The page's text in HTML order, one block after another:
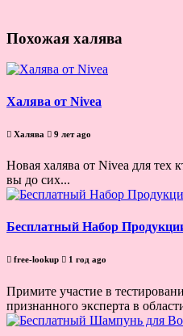
Похожая халява
Халява от Nivea
Халява 9 лет ago
Новая халява от Nivea для тех
вы до сих...
Бесплатный Набор
free-lookup 1 год ago
Примите участие в
признанного эксперта в